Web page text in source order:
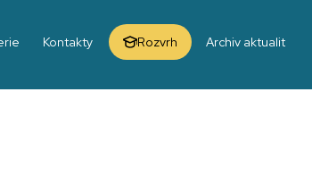
Kontakty Rozvrh Archiv aktualit